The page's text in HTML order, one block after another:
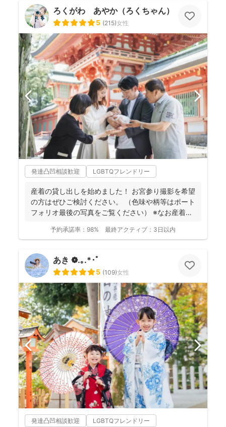
ろくがわ あやか（ろくちゃん）
5 (215)女性
発達凸凹相談歓迎 LGBTQフレンドリー
産着の貸し出しを始めました！ お宮参り撮影を希望
の方はぜひご検討ください。 （色味や柄等はポート
フォリオ最後の写真をご覧ください） ※なお産着は
予約承諾率： 98% 最終アクティブ： 3日以内
あき ❁.｡.*･ﾟ
5 (109)女性
発達凸凹相談歓迎 LGBTQフレンドリー